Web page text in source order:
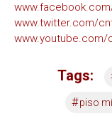
www.twitter.com/
www.youtube.com/
Tags:
#piso